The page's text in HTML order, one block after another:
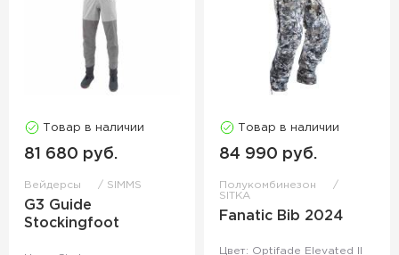
Товар в наличии
81 680 руб.
Вейдерсы SIMMS
G3 Guide
Stockingfoot
Товар в наличии
84 990 руб.
Полукомбинезон
SITKA
Fanatic Bib 2024
Цвет: Optifade Elevated II